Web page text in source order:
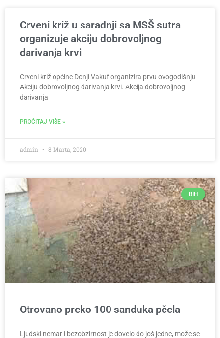
Crveni križ u saradnji sa MSŠ sutra
organizuje akciju dobrovoljnog
darivanja krvi
Crveni križ općine Donji Vakuf organizira prvu ovogodišnju
Akciju dobrovoljnog darivanja krvi. Akcija dobrovoljnog
darivanja
PROČITAJ VIŠE »
admin 8 Marta, 2020
BIH
Otrovano preko 100 sanduka pčela
Ljudski nemar i bezobzirnost je dovelo do još jedne, može se